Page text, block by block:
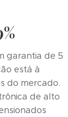
garantia de 5
está à
do mercado.
de alto